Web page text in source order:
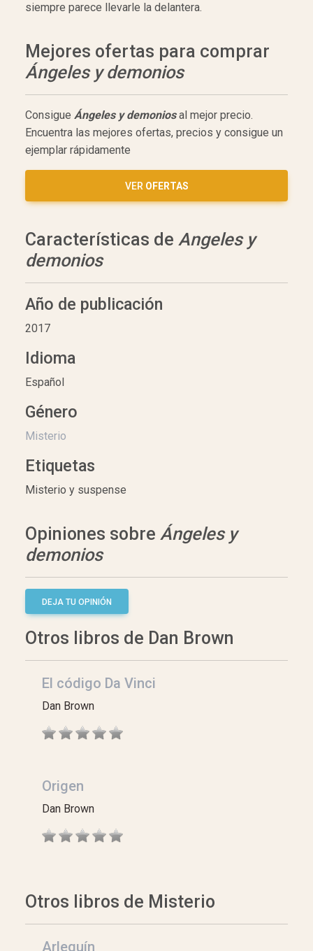
siempre parece llevarle la delantera.
Mejores ofertas para comprar
Ángeles y demonios
Consigue Ángeles y demoniosal mejor precio.
Encuentra las mejores ofertas, precios y consigue un
ejemplar rápidamente
VER OFERTAS
Características de Angeles y
demonios
Año de publicación
2017
Idioma
Español
Género
Misterio
Etiquetas
Misterio y suspense
Opiniones sobre Ángeles y
demonios
DEJA TU OPINIÓN
Otros libros de Dan Brown
El código Da Vinci
Dan Brown
Origen
Dan Brown
Otros libros de Misterio
Arlequín